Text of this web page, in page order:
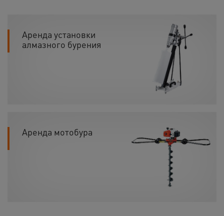
Аренда установки
алмазного бурения
Аренда мотобура